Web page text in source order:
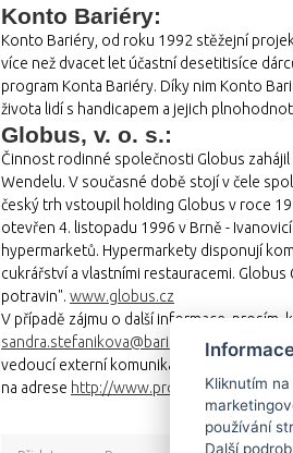
Konto Bariéry:
Konto Bariéry, od roku 1992 stěžejní
více než dvacet let účastní desetitisíce
program Konta Bariéry. Díky nim Konto
života lidí s handicapem a jejich
Globus, v. o. s.:
Činnost rodinné společnosti Globus
Wendelu. V současné době stojí v čele
český trh vstoupil holding Globus v roce
otevřen 4. listopadu 1996 v Brně -
hypermarketů. Hypermarkety disponují
cukrářství a vlastními restauracemi.
potravin". www.globus.cz
V případě zájmu o další informace, prosím,
sandra.stefanikova@bariery.czKonto
vedoucí externí komunikace Globus
na adrese http://www.protext.cz.
Kliknutím
používání
Další